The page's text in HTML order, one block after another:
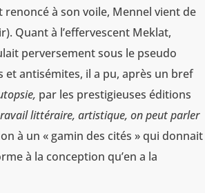
renoncé à son voile, Mennel vient de
Quant à l’effervescent Meklat,
perversement sous le pseudo
antisémites, il a pu, après un bref
par les prestigieuses éditions
littéraire, artistique, on peut parler
à un « gamin des cités » qui donnait
à la conception qu’en a la